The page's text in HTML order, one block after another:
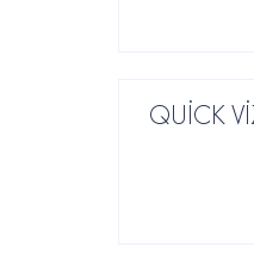
QUİCK